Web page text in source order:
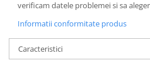
verificam datele problemei si sa
Informatii conformitate produs
Caracteristici